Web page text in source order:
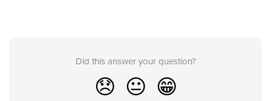
Did this answer your question?
😞 😐 😁